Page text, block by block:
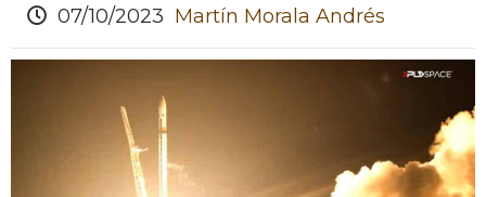
07/10/2023 Martín Morala Andrés